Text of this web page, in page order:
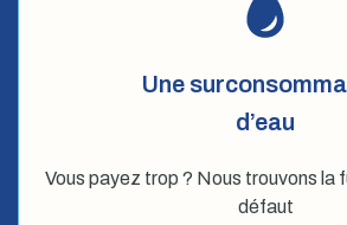
Une
d’eau
Vous payez trop ? Nous trouvons la
défaut